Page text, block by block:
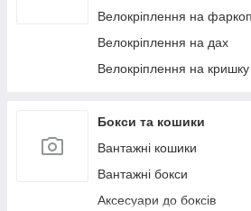
Велокріплення на фаркоп
Велокріплення на дах
Велокріплення на
Бокси та кошики
Вантажні кошики
Вантажні бокси
Аксесуари до боксів